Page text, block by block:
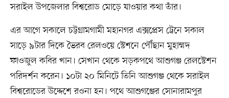
সরাইল উপজেলার বিশ্বরোড মোড়ে যাওয়ার কথা তাঁর।
এর আগে সকালে চট্টগ্রামগামী মহানগর এক্সপ্রেস ট্রেনে সকাল
সাড়ে ৯টার দিকে ভৈরব রেলওয়ে স্টেশনে পৌঁছান মুহাম্মদ
ফাওজুল কবির খান। সেখান থেকে সড়কপথে আশুগঞ্জ রেলস্টেশন
পরিদর্শন করেন। ১০টা ২০ মিনিটে তিনি আশুগঞ্জ থেকে সরাইল
বিশ্বরোডের উদ্দেশে রওনা হন। পথে আশুগঞ্জের সোনারামপুর